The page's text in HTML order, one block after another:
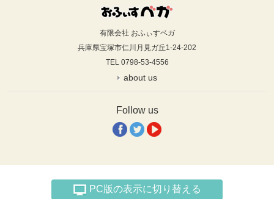
有限会社 おふぃすベガ
兵庫県宝塚市仁川月見ガ丘1-24-202
TEL 0798-53-4556
about us
Follow us
PC版の表示に切り替える